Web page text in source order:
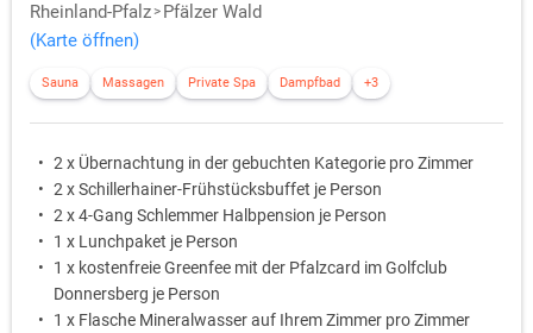
Rheinland-Pfalz
Pfälzer Wald
(Karte öffnen)
Sauna Massagen Private Spa Dampfbad +3
2 x Übernachtung in der gebuchten Kategorie pro Zimmer
2 x Schillerhainer-Frühstücksbuffet je Person
2 x 4-Gang Schlemmer Halbpension je Person
1 x Lunchpaket je Person
1 x kostenfreie Greenfee mit der Pfalzcard im Golfclub
Donnersberg je Person
1 x Flasche Mineralwasser auf Ihrem Zimmer pro Zimmer